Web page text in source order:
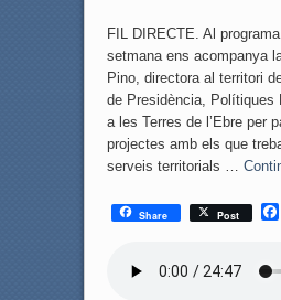
FIL DIRECTE. Al
setmana ens acompanya
Pino, directora al territori
de Presidència, Polítiques
a les Terres de l’Ebre per
projectes amb els que
serveis territorials …
Share Post